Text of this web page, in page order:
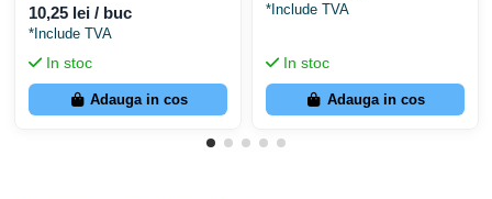
10,25 lei / buc
*Include TVA
In stoc
Adauga in cos
*Include TVA
In stoc
Adauga in cos